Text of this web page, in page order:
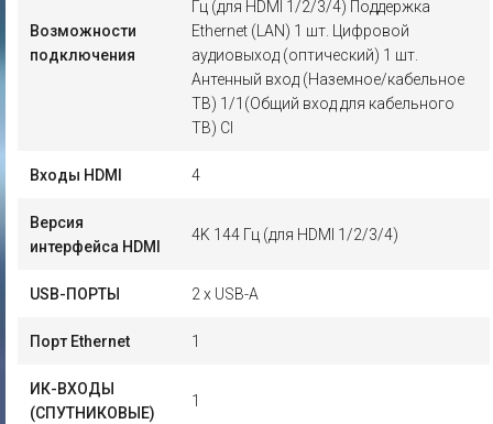
Возможности
подключения
Гц (для HDMI 1/2/3/4) Поддержка
Ethernet (LAN) 1 шт. Цифровой
аудиовыход (оптический) 1 шт.
Антенный вход (Наземное/кабельное
ТВ) 1/1(Общий вход для кабельного
ТВ) CI
Входы HDMI 4
Версия
интерфейса HDMI
4K 144 Гц (для HDMI 1/2/3/4)
USB-ПОРТЫ 2 x USB-A
Порт Ethernet 1
ИК-ВХОДЫ
(СПУТНИКОВЫЕ)
1